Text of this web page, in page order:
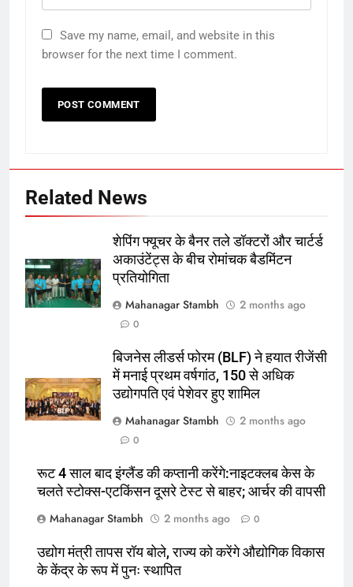
Save my name, email, and website in this
browser for the next time I comment.
Related News
शेपिंग फ्यूचर के बैनर तले डॉक्टरों और चार्टर्ड
अकाउंटेंट्स के बीच रोमांचक बैडमिंटन
प्रतियोगिता
Mahanagar Stambh
2 months ago
0
बिजनेस लीडर्स फोरम (BLF) ने हयात रीजेंसी
में मनाई प्रथम वर्षगांठ, 150 से अधिक
उद्योगपति एवं पेशेवर हुए शामिल
Mahanagar Stambh
2 months ago
0
रूट 4 साल बाद इंग्लैंड की कप्तानी करेंगे:नाइटक्लब केस के
चलते स्टोक्स-एटकिंसन दूसरे टेस्ट से बाहर; आर्चर की वापसी
Mahanagar Stambh
2 months ago 0
उद्योग मंत्री तापस रॉय बोले, राज्य को करेंगे औद्योगिक विकास
के केंद्र के रूप में पुनः स्थापित
रूट 4 साल बाद इंग्लैंड की कप्तानी
करेंगे:नाइटक्लब केस के चलते स्टोक्स-
एटकिंसन दूसरे टेस्ट से बाहर; आर्चर की
वापसी
क्रिकेट
अररिया में ‘जीरो ऑफिस डे’ अभियान
शुरू:उप विकास आयुक्त ने ग्रामीणों से जॉब
कार्ड बनाने की अपील, कल भी आयोजन
पूर्व राज्य
बहा:दर्जनों गांवों का संपर्क टूटा, 12 KM
लंबी दूरी तय कर रहे लोग
पूर्व राज्य
रूट 4 साल बाद इंग्लैंड की कप्तानी
करेंगे:नाइटक्लब केस के चलते स्टोक्स-